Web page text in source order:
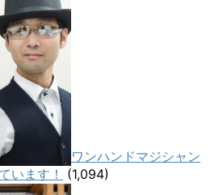
ワンハンドマジシャン
います！
(1,094)